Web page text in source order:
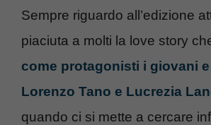
Sempre riguardo all’edizione
piaciuta a molti la love story
come protagonisti i giovani
Lorenzo Tano e Lucrezia
quando ci si mette a cercare